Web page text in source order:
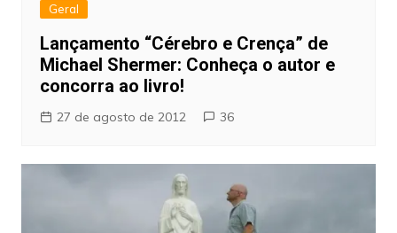
Geral
Lançamento “Cérebro e Crença” de
Michael Shermer: Conheça o autor e
concorra ao livro!
27 de agosto de 2012 36